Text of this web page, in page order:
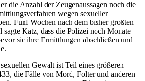
die Anzahl der Zeugenaussagen noch die
wegen sexueller
Fünf Wochen nach dem bisher größten
sagte Katz, dass die Polizei noch Monate
sie ihre Ermittlungen abschließen und
Gewalt ist Teil eines größeren
die Fälle von Mord, Folter und anderen